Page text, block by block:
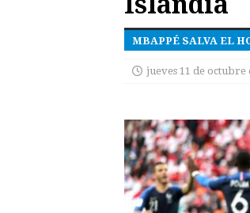
MBAPPÉ SALVA EL
jueves 11 de octubre